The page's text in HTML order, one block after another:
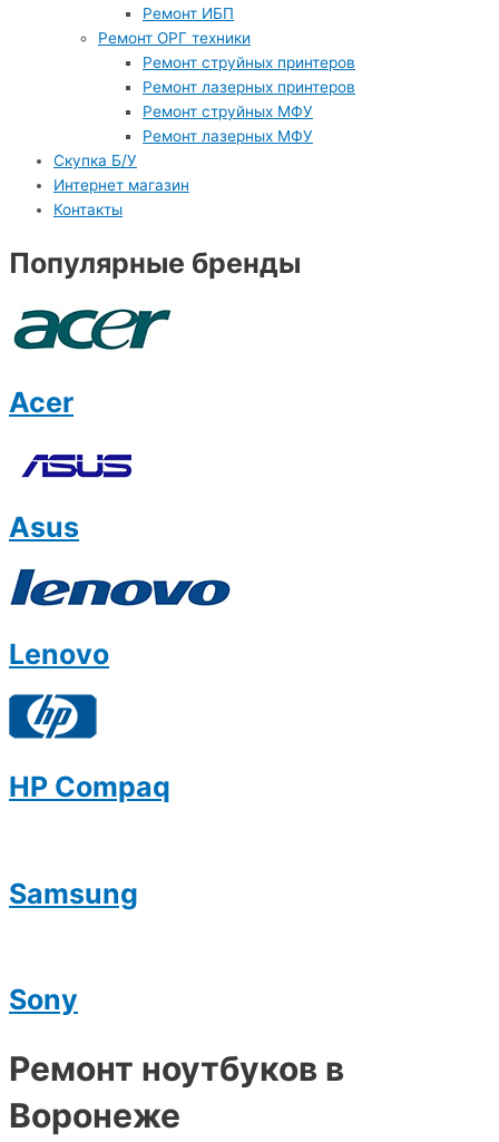
Ремонт ИБП
Ремонт ОРГ техники
Ремонт струйных принтеров
Ремонт лазерных принтеров
Ремонт струйных МФУ
Ремонт лазерных МФУ
Скупка Б/У
Интернет магазин
Контакты
Популярные бренды
Acer
Asus
Lenovo
HP Compaq
Samsung
Sony
Ремонт ноутбуков в
Воронеже